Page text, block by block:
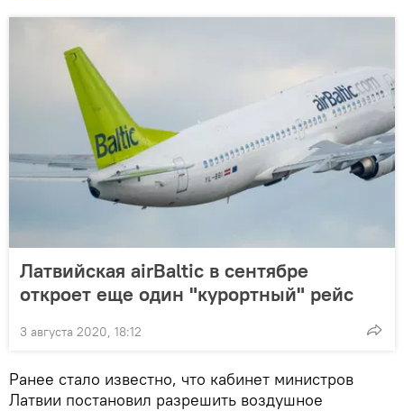
Латвийская airBaltic в сентябре
откроет еще один "курортный" рейс
3 августа 2020, 18:12
Ранее стало известно, что кабинет министров
Латвии постановил разрешить воздушное